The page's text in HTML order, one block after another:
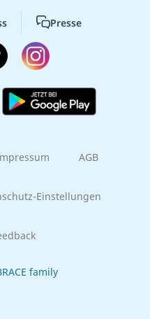
Presse
AGB
Einstellungen
family